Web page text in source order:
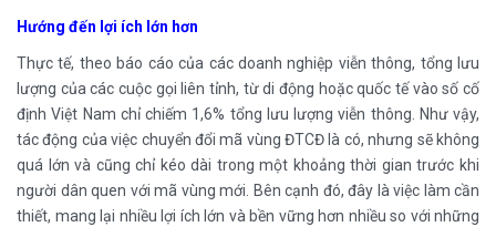
Hướng đến lợi ích lớn hơn
Thực tế, theo báo cáo của các doanh nghiệp viễn thông, tổng lưu
lượng của các cuộc gọi liên tỉnh, từ di động hoặc quốc tế vào số cố
định Việt Nam chỉ chiếm 1,6% tổng lưu lượng viễn thông. Như vậy,
tác động của việc chuyển đổi mã vùng ĐTCĐ là có, nhưng sẽ không
quá lớn và cũng chỉ kéo dài trong một khoảng thời gian trước khi
người dân quen với mã vùng mới. Bên cạnh đó, đây là việc làm cần
thiết, mang lại nhiều lợi ích lớn và bền vững hơn nhiều so với những